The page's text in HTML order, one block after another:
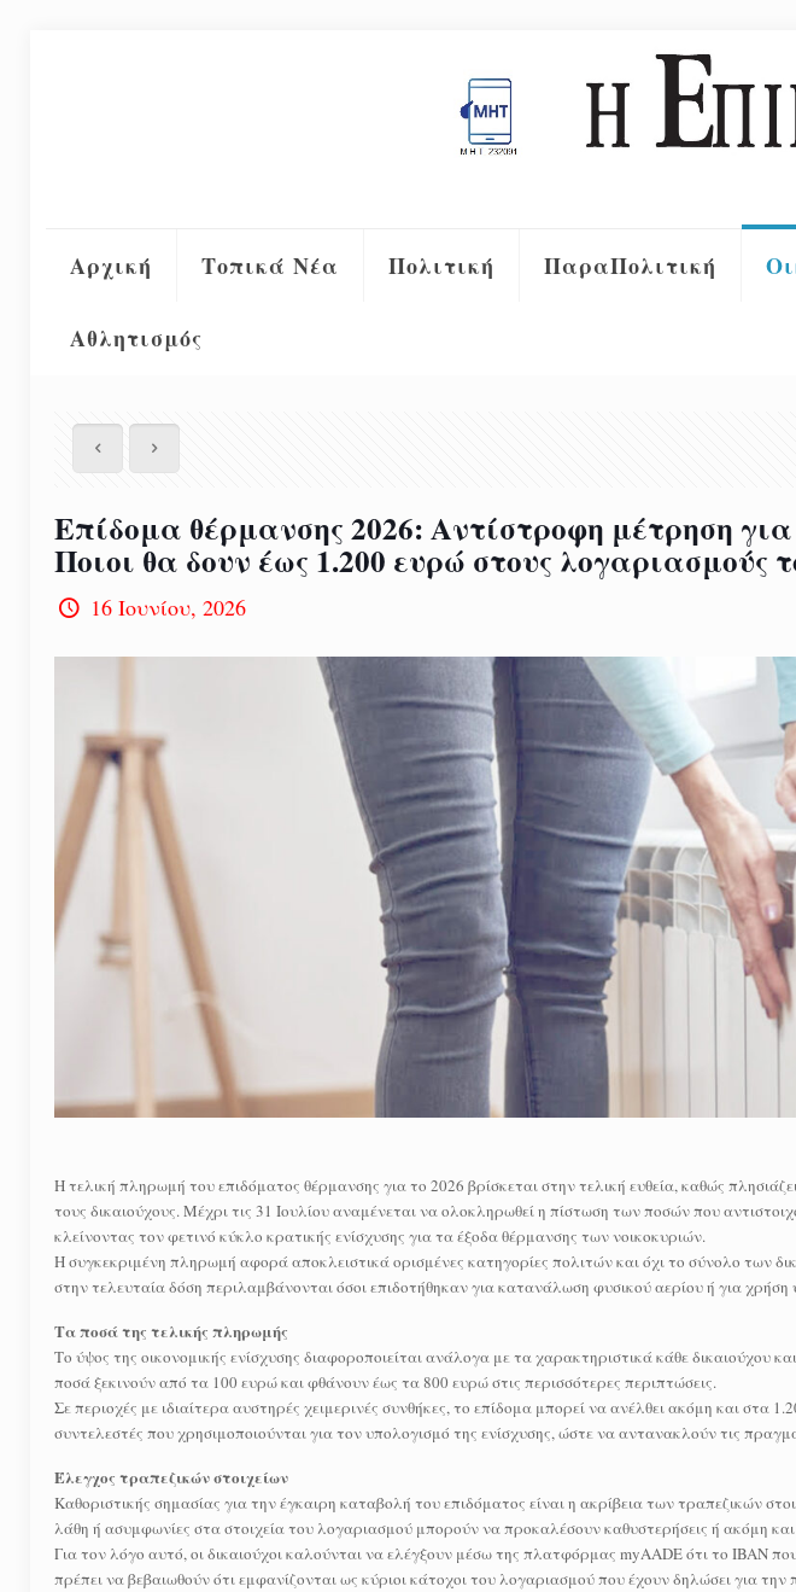
Αρχική Τοπικά Νέα Πολιτική ΠαραΠολιτική
Αθλητισμός
Επίδομα θέρμανσης 2026: Αντίστροφη μέτρηση
Ποιοι θα δουν έως 1.200 ευρώ στους λογαριασμούς
16 Ιουνίου, 2026
Η τελική πληρωμή του επιδόματος θέρμανσης για το 2026 βρίσκεται στην τελική ευθεία, καθώς
τους δικαιούχους. Μέχρι τις 31 Ιουλίου αναμένεται να ολοκληρωθεί η πίστωση των ποσών που
κλείνοντας τον φετινό κύκλο κρατικής ενίσχυσης για τα έξοδα θέρμανσης των νοικοκυριών.
Η συγκεκριμένη πληρωμή αφορά αποκλειστικά ορισμένες κατηγορίες πολιτών και όχι το σύνολο των
στην τελευταία δόση περιλαμβάνονται όσοι επιδοτήθηκαν για κατανάλωση φυσικού αερίου ή για
Τα ποσά της τελικής πληρωμής
Το ύψος της οικονομικής ενίσχυσης διαφοροποιείται ανάλογα με τα χαρακτηριστικά κάθε δικαιούχου
ποσά ξεκινούν από τα 100 ευρώ και φθάνουν έως τα 800 ευρώ στις περισσότερες περιπτώσεις.
Σε περιοχές με ιδιαίτερα αυστηρές χειμερινές συνθήκες, το επίδομα μπορεί να ανέλθει ακόμη και στα
συντελεστές που χρησιμοποιούνται για τον υπολογισμό της ενίσχυσης, ώστε να αντανακλούν τις
Έλεγχος τραπεζικών στοιχείων
Καθοριστικής σημασίας για την έγκαιρη καταβολή του επιδόματος είναι η ακρίβεια των τραπεζικών
λάθη ή ασυμφωνίες στα στοιχεία του λογαριασμού μπορούν να προκαλέσουν καθυστερήσεις ή ακόμη
Για τον λόγο αυτό, οι δικαιούχοι καλούνται να ελέγξουν μέσω της πλατφόρμας myAADE ότι το IBAN
πρέπει να βεβαιωθούν ότι εμφανίζονται ως κύριοι κάτοχοι του λογαριασμού που έχουν δηλώσει για